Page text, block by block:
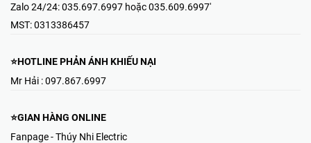
Zalo 24/24:035.697.6997 hoặc 035.609.6997'
MST:0313386457
⭐HOTLINE PHẢN ÁNH KHIẾU NẠI
Mr Hải : 097.867.6997
⭐GIAN HÀNG ONLINE
Fanpage - Thúy Nhi Electric